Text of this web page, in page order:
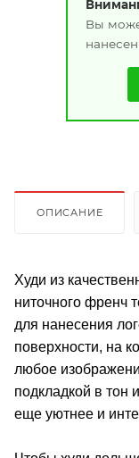
Вы
ОПИСАНИЕ
Худи из
ниточного френч
для нанесения
поверхности, на
любое
подкладкой в тон
еще уютнее и